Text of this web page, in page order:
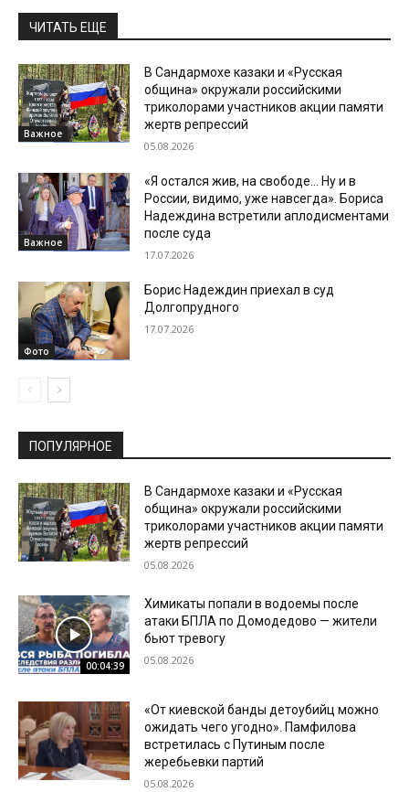
ЧИТАТЬ ЕЩЕ
Важное
В Сандармохе казаки и «Русская
община» окружали российскими
триколорами участников акции памяти
жертв репрессий
05.08.2026
Важное
«Я остался жив, на свободе… Ну и в
России, видимо, уже навсегда». Бориса
Надеждина встретили аплодисментами
после суда
17.07.2026
Фото
Борис Надеждин приехал в суд
Долгопрудного
17.07.2026
ПОПУЛЯРНОЕ
В Сандармохе казаки и «Русская
община» окружали российскими
триколорами участников акции памяти
жертв репрессий
05.08.2026
00:04:39
Химикаты попали в водоемы после
атаки БПЛА по Домодедово — жители
бьют тревогу
05.08.2026
«От киевской банды детоубийц можно
ожидать чего угодно». Памфилова
встретилась с Путиным после
жеребьевки партий
05.08.2026